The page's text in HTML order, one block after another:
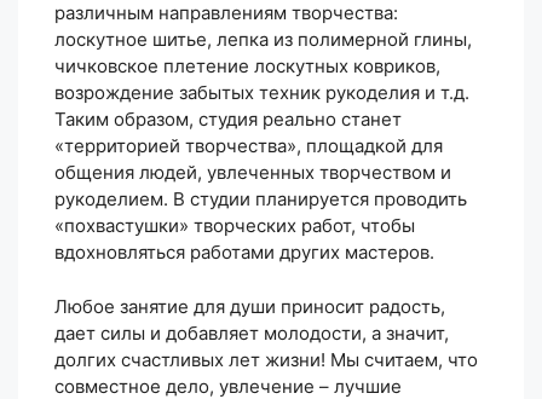
различным направлениям творчества:
лоскутное шитье, лепка из полимерной глины,
чичковское плетение лоскутных ковриков,
возрождение забытых техник рукоделия и т.д.
Таким образом, студия реально станет
«территорией творчества», площадкой для
общения людей, увлеченных творчеством и
рукоделием. В студии планируется проводить
«похвастушки» творческих работ, чтобы
вдохновляться работами других мастеров.
Любое занятие для души приносит радость,
дает силы и добавляет молодости, а значит,
долгих счастливых лет жизни! Мы считаем, что
совместное дело, увлечение – лучшие